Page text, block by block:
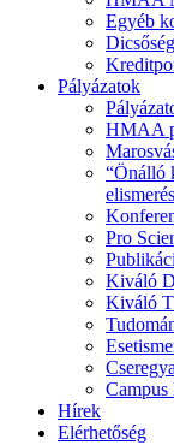
Egyéb
Pályázatok
HMAA
“Önálló
Pro
Kiváló
Kiváló
Hírek
Elérhetőség